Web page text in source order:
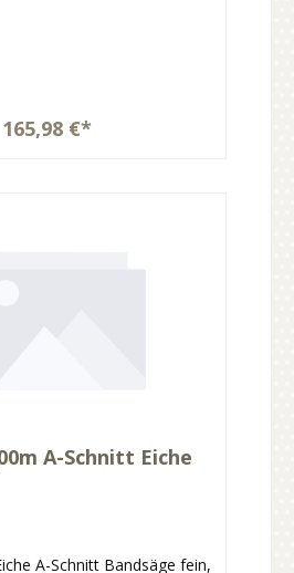
165,98 €*
A-Schnitt Eiche
A-Schnitt Bandsäge fein,